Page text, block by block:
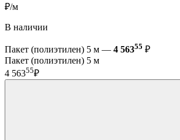
₽/м
В наличии
Пакет (полиэтилен) 5 м — 4 56355 ₽
Пакет (полиэтилен) 5 м
4 56355₽